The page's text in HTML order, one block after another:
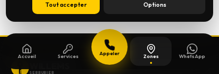
Accueil Services Appeler Zones WhatsApp
SERRURIER
Tout accepter Options